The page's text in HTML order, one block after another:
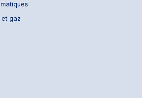
et gaz